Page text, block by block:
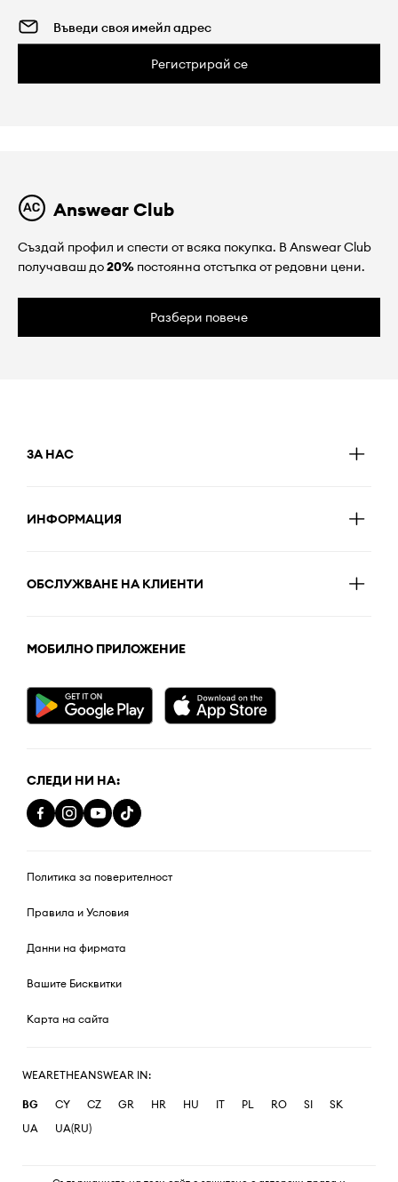
Регистрирай се
Answear Club
Създай профил и спести от всяка покупка. В Answear Club
получаваш до20% постоянна отстъпка от редовни цени.
Разбери повече
ЗА НАС
ИНФОРМАЦИЯ
ОБСЛУЖВАНЕ НА КЛИЕНТИ
МОБИЛНО ПРИЛОЖЕНИЕ
СЛЕДИ НИ НА:
Политика за поверителност
Правила и Условия
Данни на фирмата
Вашите Бисквитки
Карта на сайта
WEARETHEANSWEAR IN:
BG CY CZ GR HR HU IT PL RO SI
SK
UA
UA(RU)